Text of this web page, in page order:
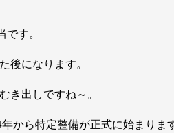
す。
後になります。
き出しですね～。
から特定整備が正式に始まります